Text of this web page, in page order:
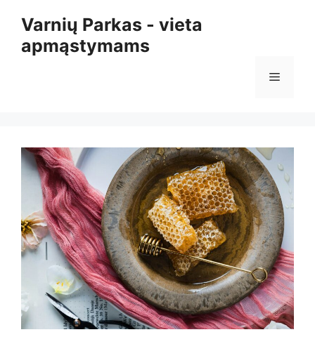
turinio
Varnių Parkas - vieta
apmąstymams
Meniu